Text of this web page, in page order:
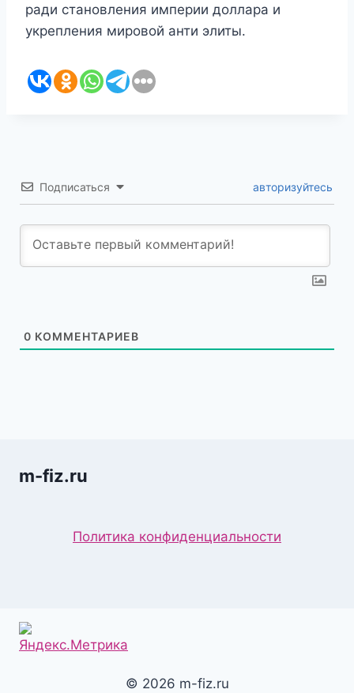
ради становления империи доллара и
укрепления мировой анти элиты.
Подписаться авторизуйтесь
0 КОММЕНТАРИЕВ
m-fiz.ru
Политика конфиденциальности
© 2026 m-fiz.ru